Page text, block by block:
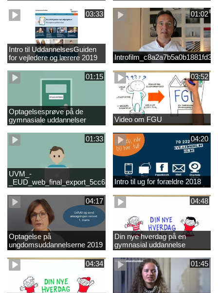
03:33
Intro til UddannelsesGuiden
for vejledere og lærere 2019
01:02
01:15
Optagelsesprøve på de
gymnasiale uddannelser
03:52
Video om FGU
01:33
UVM_-
04:20
Intro til ug for forældre 2018
04:17
Optagelse på
ungdomsuddannelserne 2019
04:48
Din nye hverdag på en
gymnasial uddannelse
04:34 01:45